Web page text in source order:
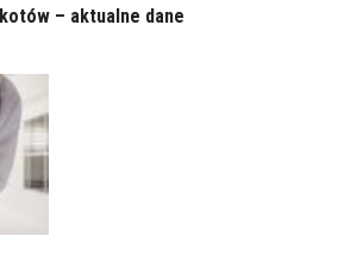
– aktualne dane